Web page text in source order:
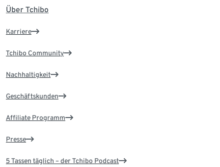
Über Tchibo
Karriere
Tchibo Community
Nachhaltigkeit
Geschäftskunden
Affiliate Programm
Presse
5 Tassen täglich – der Tchibo Podcast